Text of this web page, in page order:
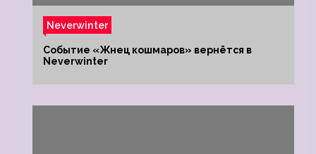
Neverwinter
Событие «Жнец кошмаров» вернётся в
Neverwinter